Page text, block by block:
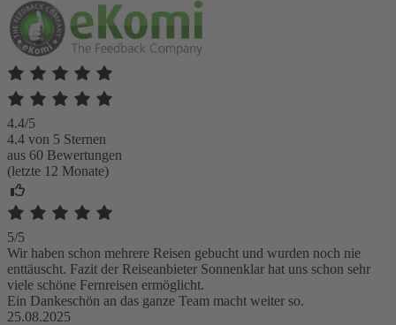
4.4/5
4.4 von 5 Sternen
aus 60 Bewertungen
(letzte 12 Monate)
5/5
Wir haben schon mehrere Reisen gebucht und wurden noch nie
enttäuscht. Fazit der Reiseanbieter Sonnenklar hat uns schon sehr
viele schöne Fernreisen ermöglicht.
Ein Dankeschön an das ganze Team macht weiter so.
25.08.2025